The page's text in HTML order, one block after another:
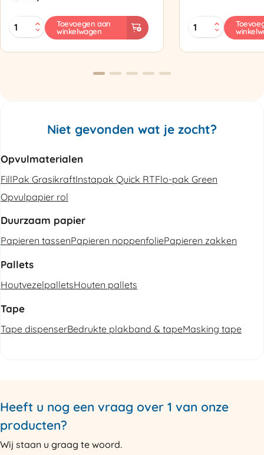
MINI
PAK'R
Refurbished
Toevoegen aan
winkelwagen
Zapak
ZP97
aantal
Niet gevonden wat je zocht?
Opvulmaterialen
FillPak GrasikraftInstapak Quick RTFlo-pak Green
Opvulpapier rol
Duurzaam papier
Papieren tassenPapieren noppenfoliePapieren zakken
Pallets
HoutvezelpalletsHouten pallets
Tape
Tape dispenserBedrukte plakband & tapeMasking tape
Heeft u nog een vraag over 1 van onze
producten?
Wij staan u graag te woord.